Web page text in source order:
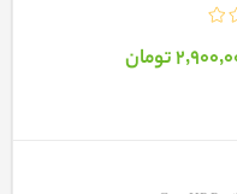
تومان